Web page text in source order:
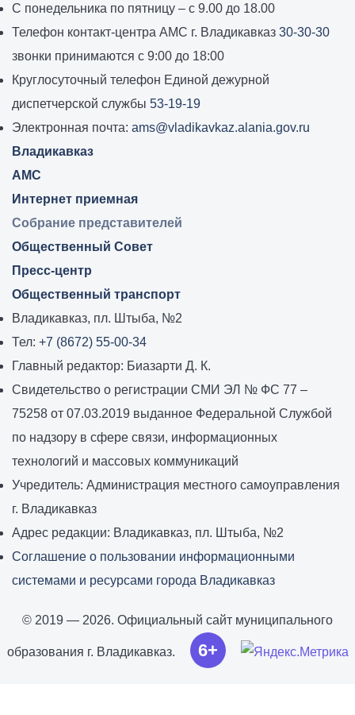
График
работы
администрации
местного
самоуправления
города
Владикавказ:
С понедельника по пятницу – с 9.00 до 18.00
Телефон контакт-центра АМС г. Владикавказ 30-30-30
звонки принимаются с 9:00 до 18:00
Круглосуточный телефон Единой дежурной
диспетчерской службы 53-19-19
Электронная почта: ams@vladikavkaz.alania.gov.ru
Владикавказ
АМС
Интернет приемная
Собрание представителей
Общественный Совет
Пресс-центр
Общественный транспорт
Владикавказ, пл. Штыба, №2
Тел: +7 (8672) 55-00-34
Главный редактор: Биазарти Д. К.
Свидетельство о регистрации СМИ ЭЛ № ФС 77 –
75258 от 07.03.2019 выданное Федеральной Службой
по надзору в сфере связи, информационных
технологий и массовых коммуникаций
Учредитель: Администрация местного самоуправления
г. Владикавказ
Адрес редакции: Владикавказ, пл. Штыба, №2
Соглашение о пользовании информационными
системами и ресурсами города Владикавказ
© 2019 — 2026. Официальный сайт муниципального
образования г. Владикавказ. 6+